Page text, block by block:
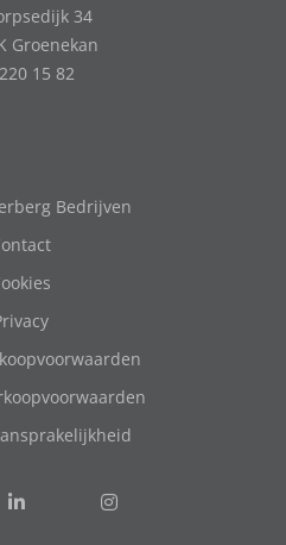
34
Groenekan
15 82
Bedrijven
Volg
Follow